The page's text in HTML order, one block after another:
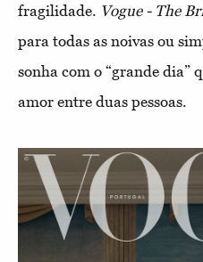
fragilidade. Vogue - The
para todas as noivas ou
sonha com o “grande dia”
amor entre duas pessoas.